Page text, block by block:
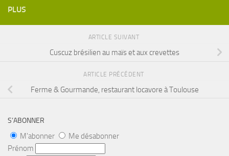
PLUS
ARTICLE SUIVANT
Cuscuz brésilien au maïs et aux crevettes
ARTICLE PRÉCÉDENT
Ferme & Gourmande, restaurant locavore à Toulouse
S’ABONNER
M'abonner
Me désabonner
Prénom